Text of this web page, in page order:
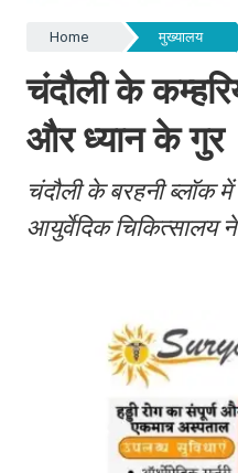
Home मुख्यालय
चंदौली के
और ध्यान के गुर
चंदौली के बरहनी ब्लॉक
आयुर्वेदिक चिकित्सालय